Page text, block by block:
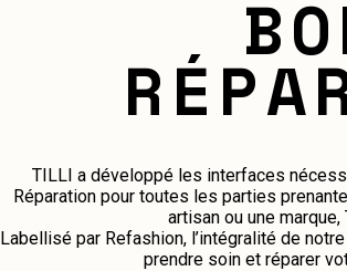
TILLI a développé les interfaces
Réparation pour toutes les parties
artisan ou une
Labellisé par Refashion, l’intégralité de
prendre soin et réparer